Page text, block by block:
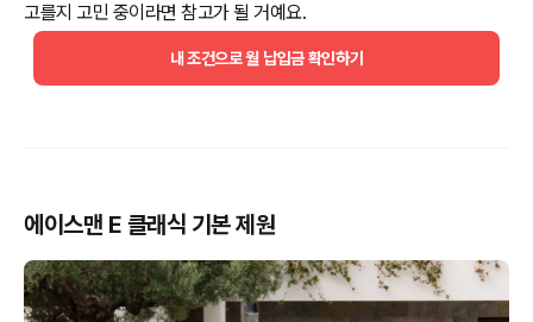
고를지 고민 중이라면 참고가 될 거예요.
내 조건으로 월 납입금 확인하기
에이스맨 E 클래식 기본 제원